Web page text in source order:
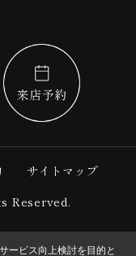
サイトマップ
Reserved.
ービス向上検討を目的と